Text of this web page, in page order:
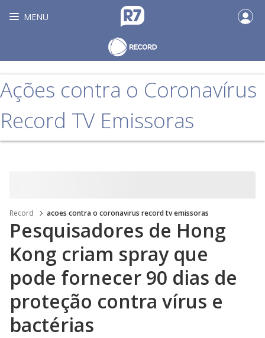
MENU
Ações contra o Coronavírus
Record TV Emissoras
Record acoes contra o coronavirus record tv emissoras
Pesquisadores de Hong
Kong criam spray que
pode fornecer 90 dias de
proteção contra vírus e
bactérias